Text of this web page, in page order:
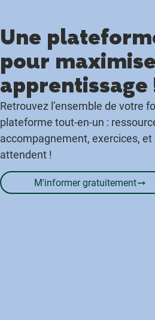
Une
pour
apprentissage
Retrouvez l’ensemble de votre
plateforme tout-en-un :
accompagnement, exercices,
attendent !
M'informer gratuitement